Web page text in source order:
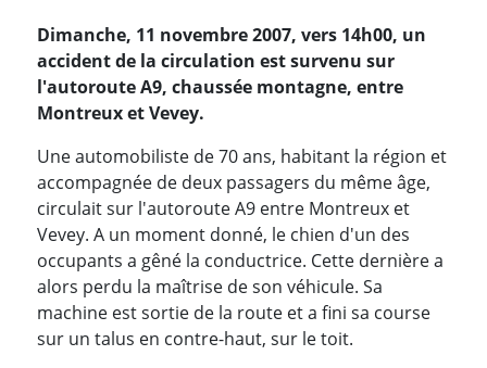
Dimanche, 11 novembre 2007, vers 14h00, un
accident de la circulation est survenu sur
l'autoroute A9, chaussée montagne, entre
Montreux et Vevey.
Une automobiliste de 70 ans, habitant la région et
accompagnée de deux passagers du même âge,
circulait sur l'autoroute A9 entre Montreux et
Vevey. A un moment donné, le chien d'un des
occupants a gêné la conductrice. Cette dernière a
alors perdu la maîtrise de son véhicule. Sa
machine est sortie de la route et a fini sa course
sur un talus en contre-haut, sur le toit.